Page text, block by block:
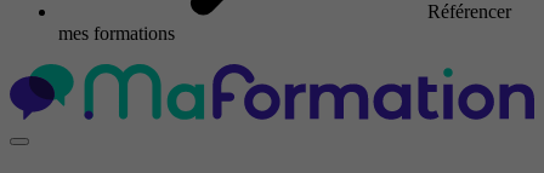
Référencer
mes formations